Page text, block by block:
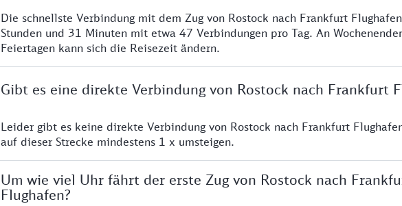
Die schnellste Verbindung mit dem Zug von Rostock nach Frankfurt
Stunden und 31 Minuten mit etwa 47 Verbindungen pro Tag. An
Feiertagen kann sich die Reisezeit ändern.
Gibt es eine direkte Verbindung von Rostock nach Frankfurt
Leider gibt es keine direkte Verbindung von Rostock nach Frankfurt
auf dieser Strecke mindestens 1 x umsteigen.
Um wie viel Uhr fährt der erste Zug von Rostock nach
Flughafen?